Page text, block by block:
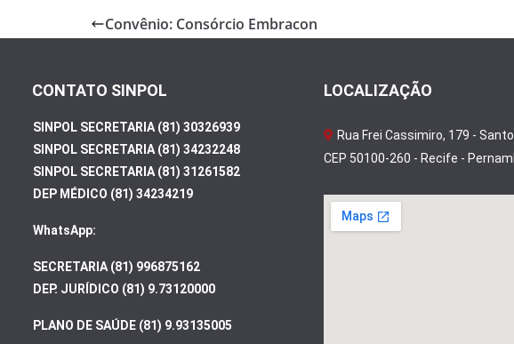
b
o
o
k
er e
Convênio: Consórcio Embracon
CONTATO SINPOL
SINPOL SECRETARIA (81) 30326939
SINPOL SECRETARIA (81) 34232248
SINPOL SECRETARIA (81) 31261582
DEP MÉDICO (81) 34234219
WhatsApp:
SECRETARIA (81) 996875162
DEP. JURÍDICO (81) 9.73120000
PLANO DE SAÚDE (81) 9.93135005
LOCALIZAÇÃO
Rua Frei Cassimiro, 179 -
CEP 50100-260 - Recife -